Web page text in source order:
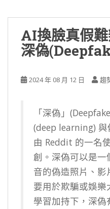
AI換臉真假
深偽
2024 年 08 月 12 日 趨
「深偽」
(deep learning) 與
由 Reddit 的一名
創。深偽可以是
音的偽造照片、
要用於欺騙或娛
學習加持下，深